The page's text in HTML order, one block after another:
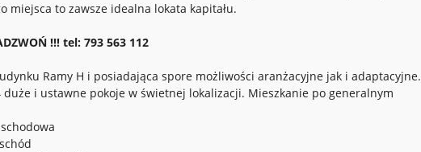
miejsca to zawsze idealna lokata kapitału.
!!! tel: 793 563 112
Ramy H i posiadająca spore możliwości aranżacyjne jak i adaptacyjne.
duże i ustawne pokoje w świetnej lokalizacji. Mieszkanie po generalnym